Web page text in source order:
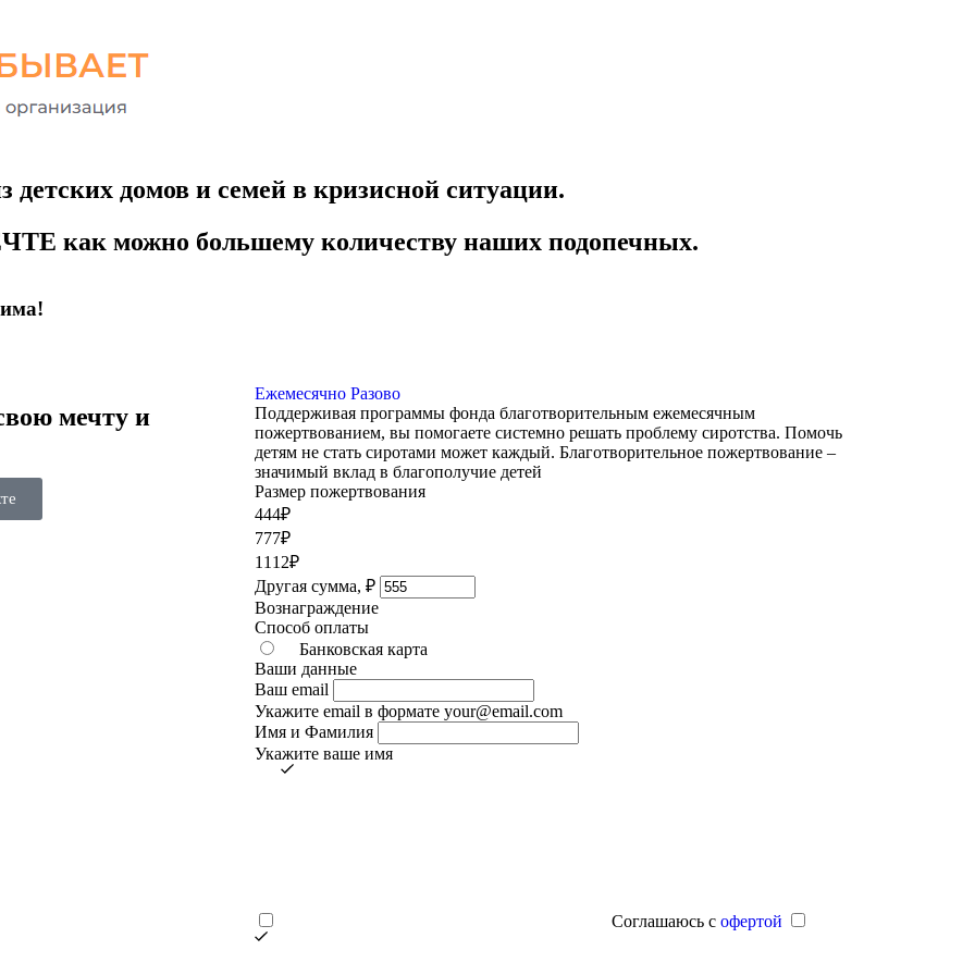
домов и семей в кризисной ситуации.
как можно большему количеству наших подопечных.
мечту и
Ежемесячно Разово
Поддерживая программы фонда благотворительным ежемесячным
пожертвованием, вы помогаете системно решать проблему сиротства. Помочь
детям не стать сиротами может каждый. Благотворительное пожертвование –
значимый вклад в благополучие детей
Размер пожертвования
444₽
777₽
1112₽
Другая сумма, ₽
Вознаграждение
Способ оплаты
Банковская карта
Ваши данные
Ваш email
Укажите email в формате your@email.com
Имя и Фамилия
Укажите ваше имя
Соглашаюсь с офертой